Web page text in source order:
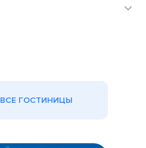
ВСЕ ГОСТИНИЦЫ